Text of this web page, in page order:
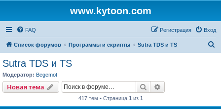
www.kytoon.com
FAQ Вход
Регистрация
Список форумов Программы и скрипты Sutra TDS и TS
Sutra TDS и TS
Модератор: Begemot
Новая тема Поиск
417 тем • Страница 1 из 1